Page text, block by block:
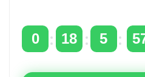
0 18 5